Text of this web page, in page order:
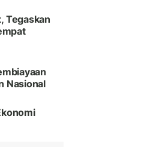
Tegaskan
Nasional